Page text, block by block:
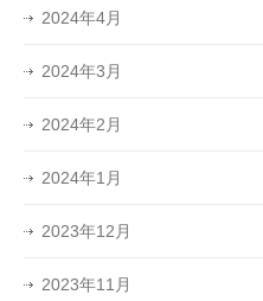
2024年4月
2024年3月
2024年2月
2024年1月
2023年12月
2023年11月